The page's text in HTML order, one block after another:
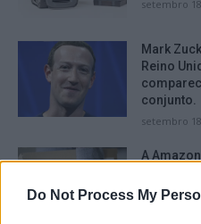
Do Not Process My
setembro
Mark
Reino
conjunto.
setembro
A
para
serviço